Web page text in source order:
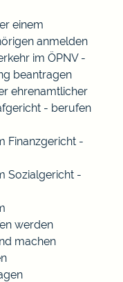
einem
anmelden
im ÖPNV -
beantragen
ehrenamtlicher
- berufen
Finanzgericht -
Sozialgericht -
werden
machen